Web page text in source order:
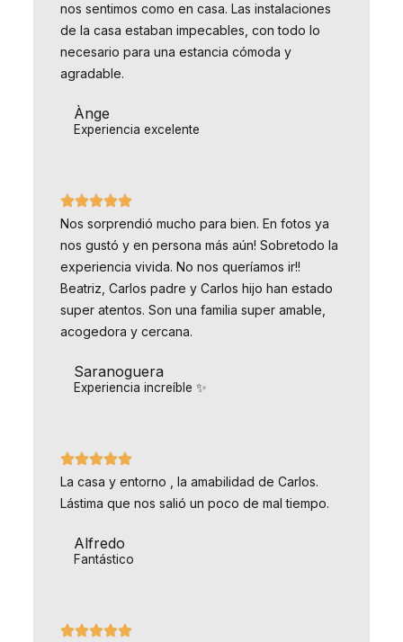
nos sentimos como en casa. Las instalaciones
de la casa estaban impecables, con todo lo
necesario para una estancia cómoda y
agradable.
Ànge
Experiencia excelente
Nos sorprendió mucho para bien. En fotos ya
nos gustó y en persona más aún! Sobretodo la
experiencia vivida. No nos queríamos ir!!
Beatriz, Carlos padre y Carlos hijo han estado
super atentos. Son una familia super amable,
acogedora y cercana.
Saranoguera
Experiencia increíble ✨
La casa y entorno , la amabilidad de Carlos.
Lástima que nos salió un poco de mal tiempo.
Alfredo
Fantástico